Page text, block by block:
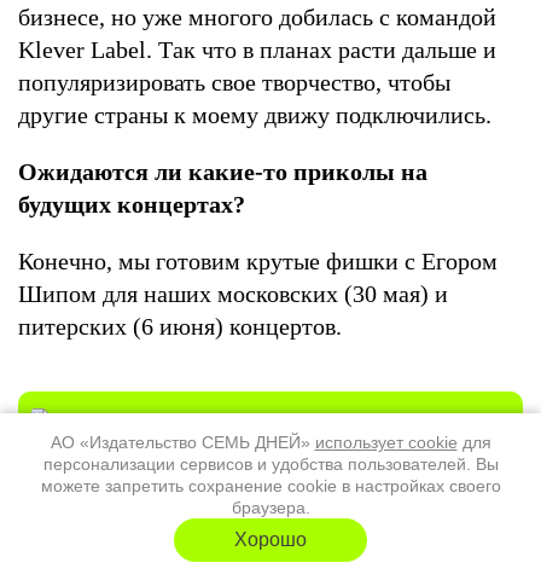
АО «Издательство СЕМЬ ДНЕЙ» использует cookie для
персонализации сервисов и удобства пользователей. Вы
можете запретить сохранение cookie в настройках своего
браузера.
Хорошо
бизнесе, но уже многого добилась с командой
Klever Label. Так что в планах расти дальше и
популяризировать свое творчество, чтобы
другие страны к моему движу подключились.
Ожидаются ли какие-то приколы на
будущих концертах?
Конечно, мы готовим крутые фишки с Егором
Шипом для наших московских (30 мая) и
питерских (6 июня) концертов.
Интервью — 8 августа 2026 06:21
О треке с Граймс, поколении Z и
тиктоке. Интервью с певицей